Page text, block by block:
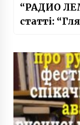
“РАДИО
статті: